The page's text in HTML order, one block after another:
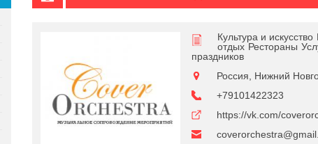
Культура и искусство
отдых Рестораны
праздников
Россия, Нижний
+79101422323
https://vk.com/